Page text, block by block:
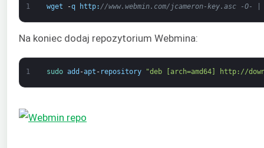
1 wget -q http: //www.webmin.com/jcameron-key.asc -O-
Na koniec dodaj repozytorium Webmina:
1 sudo add -apt - repository "deb [arch=amd64] http://